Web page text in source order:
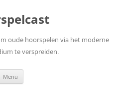
oude hoorspelen via het moderne
te verspreiden.
Menu